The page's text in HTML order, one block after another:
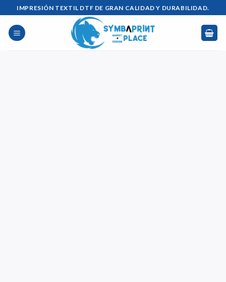
Saltar
al
contenido
IMPRESIÓN TEXTIL DTF DE GRAN CALIDAD Y DURABILIDAD.